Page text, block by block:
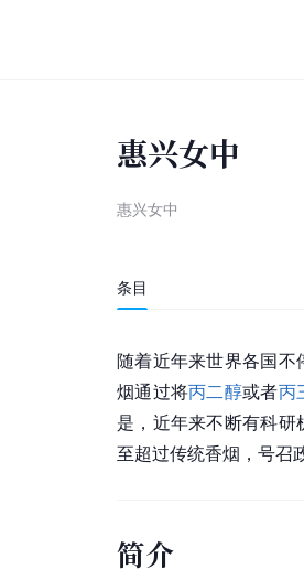
惠兴女中
惠兴女中
条目
随着近年来世界各国不
烟通过将丙二醇或者丙
是，近年来不断有科
至超过传统香烟，号召
简介